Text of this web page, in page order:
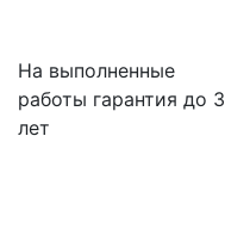
На выполненные
работы гарантия до 3
лет